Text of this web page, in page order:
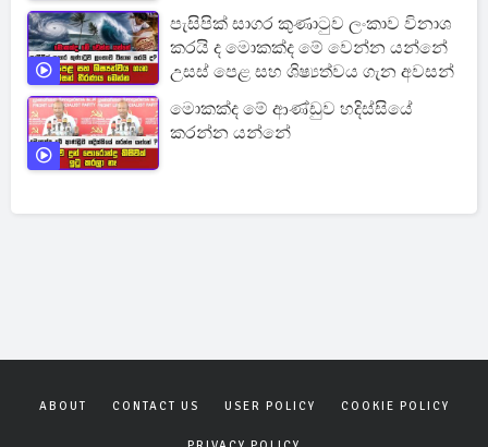
පැසිපික් සාගර කුණාටුව ලංකාව විනාශ
කරයි ද මොකක්ද මේ වෙන්න යන්නේ
උසස් පෙළ සහ ශිෂ්‍යත්වය ගැන අවසන්
මොකක්ද මේ ආණ්ඩුව හදිස්සියේ
කරන්න යන්නේ
ABOUT CONTACT US USER POLICY COOKIE POLICY